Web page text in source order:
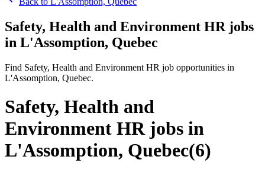
Safety, Health and Environment HR jobs
in L'Assomption, Quebec
Find Safety, Health and Environment HR job opportunities in
L'Assomption, Quebec.
Safety, Health and
Environment HR jobs in
L'Assomption, Quebec(6)